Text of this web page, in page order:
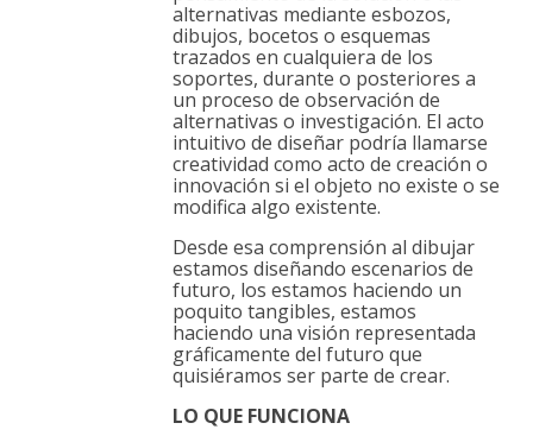
alternativas mediante esbozos,
dibujos, bocetos o esquemas
trazados en cualquiera de los
soportes, durante o posteriores a
un proceso de observación de
alternativas o investigación. El acto
intuitivo de diseñar podría llamarse
creatividad como acto de creación o
innovación si el objeto no existe o se
modifica algo existente.
Desde esa comprensión al dibujar
estamos diseñando escenarios de
futuro, los estamos haciendo un
poquito tangibles, estamos
haciendo una visión representada
gráficamente del futuro que
quisiéramos ser parte de crear.
LO QUE FUNCIONA